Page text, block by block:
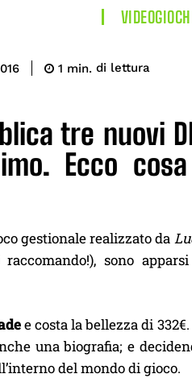
1 min. di lettura
tre nuovi
Ecco
gestionale realizzato da
sono apparsi
e costa la bellezza di
una biografia; e
del mondo di gioco.